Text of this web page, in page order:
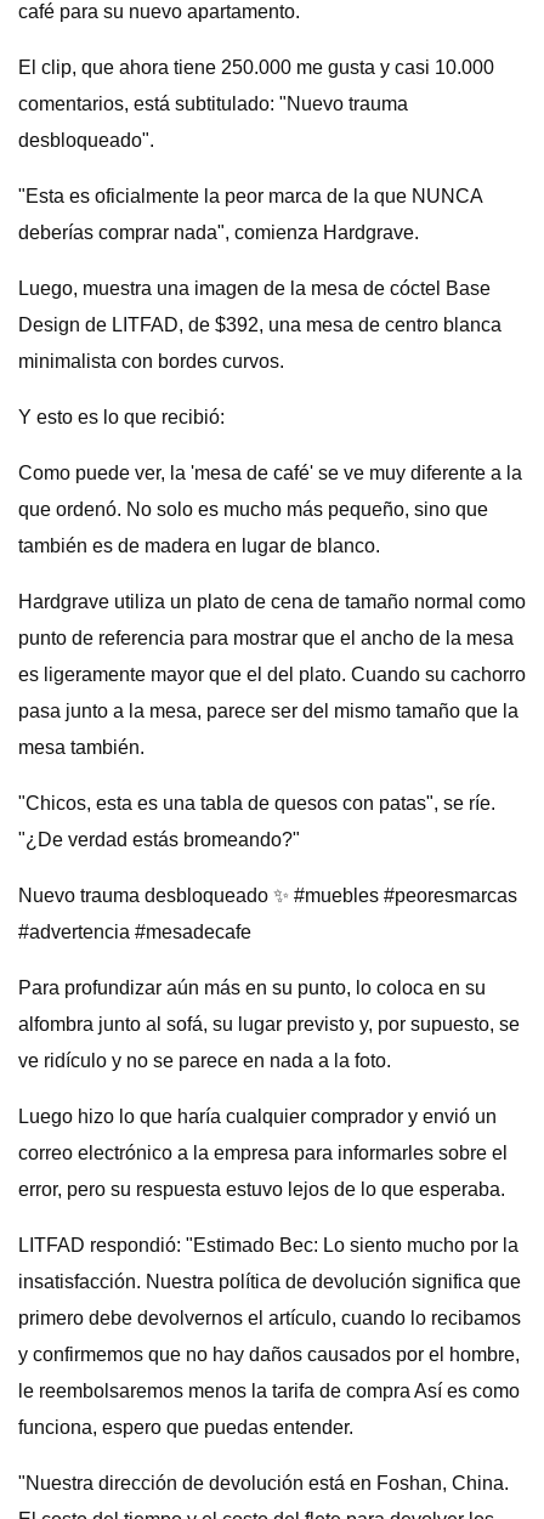
café para su nuevo apartamento.
El clip, que ahora tiene 250.000 me gusta y casi 10.000
comentarios, está subtitulado: "Nuevo trauma
desbloqueado".
"Esta es oficialmente la peor marca de la que NUNCA
deberías comprar nada", comienza Hardgrave.
Luego, muestra una imagen de la mesa de cóctel Base
Design de LITFAD, de $392, una mesa de centro blanca
minimalista con bordes curvos.
Y esto es lo que recibió:
Como puede ver, la 'mesa de café' se ve muy diferente a la
que ordenó. No solo es mucho más pequeño, sino que
también es de madera en lugar de blanco.
Hardgrave utiliza un plato de cena de tamaño normal como
punto de referencia para mostrar que el ancho de la mesa
es ligeramente mayor que el del plato. Cuando su cachorro
pasa junto a la mesa, parece ser del mismo tamaño que la
mesa también.
"Chicos, esta es una tabla de quesos con patas", se ríe.
"¿De verdad estás bromeando?"
Nuevo trauma desbloqueado ✨ #muebles #peoresmarcas
#advertencia #mesadecafe
Para profundizar aún más en su punto, lo coloca en su
alfombra junto al sofá, su lugar previsto y, por supuesto, se
ve ridículo y no se parece en nada a la foto.
Luego hizo lo que haría cualquier comprador y envió un
correo electrónico a la empresa para informarles sobre el
error, pero su respuesta estuvo lejos de lo que esperaba.
LITFAD respondió: "Estimado Bec: Lo siento mucho por la
insatisfacción. Nuestra política de devolución significa que
primero debe devolvernos el artículo, cuando lo recibamos
y confirmemos que no hay daños causados ​​por el hombre,
le reembolsaremos menos la tarifa de compra Así es como
funciona, espero que puedas entender.
"Nuestra dirección de devolución está en Foshan, China.